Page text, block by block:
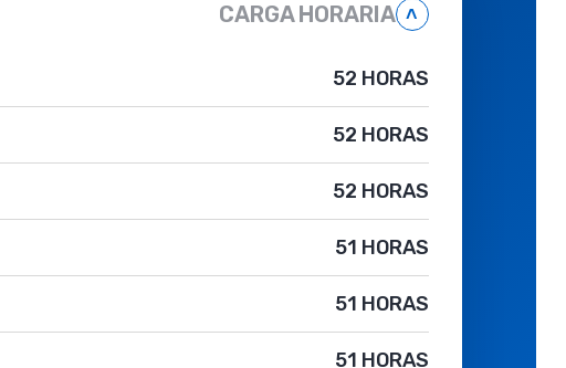
CARGA HORARIA ˄
52 HORAS
52 HORAS
52 HORAS
51 HORAS
51 HORAS
51 HORAS